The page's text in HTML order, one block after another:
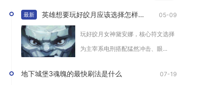
最新 英雄想要玩好皎月应该选择怎样的符文 05-09
玩好皎月女神黛安娜，核心符文选择
为主宰系电刑搭配猛然冲击、眼...
地下城堡3魂魄的最快刷法是什么 07-19